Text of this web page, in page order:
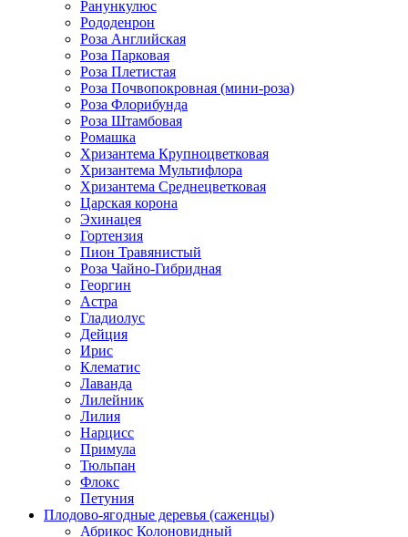
Ранункулюс
Рододенрон
Роза Английская
Роза Парковая
Роза Плетистая
Роза Почвопокровная (мини-роза)
Роза Флорибунда
Роза Штамбовая
Ромашка
Хризантема Крупноцветковая
Хризантема Мультифлора
Хризантема Среднецветковая
Царская корона
Эхинацея
Гортензия
Пион Травянистый
Роза Чайно-Гибридная
Георгин
Астра
Гладиолус
Дейция
Ирис
Клематис
Лаванда
Лилейник
Лилия
Нарцисс
Примула
Тюльпан
Флокс
Петуния
Плодово-ягодные деревья (саженцы)
Абрикос Колоновидный